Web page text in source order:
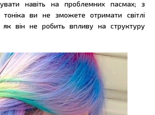
навіть на проблемних пасмах; з
ви не зможете отримати світлі
він не робить впливу на структуру